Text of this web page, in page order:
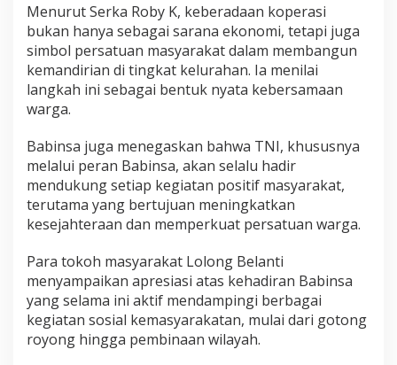
e
r
s
a
m
a
o
h
M
a
y
r
a
k
t
L
Menurut Serka Roby K, keberadaan koperasi
bukan hanya sebagai sarana ekonomi, tetapi juga
simbol persatuan masyarakat dalam membangun
kemandirian di tingkat kelurahan. Ia menilai
langkah ini sebagai bentuk nyata kebersamaan
warga.
Babinsa juga menegaskan bahwa TNI, khususnya
melalui peran Babinsa, akan selalu hadir
mendukung setiap kegiatan positif masyarakat,
terutama yang bertujuan meningkatkan
kesejahteraan dan memperkuat persatuan warga.
Para tokoh masyarakat Lolong Belanti
menyampaikan apresiasi atas kehadiran Babinsa
yang selama ini aktif mendampingi berbagai
kegiatan sosial kemasyarakatan, mulai dari gotong
royong hingga pembinaan wilayah.